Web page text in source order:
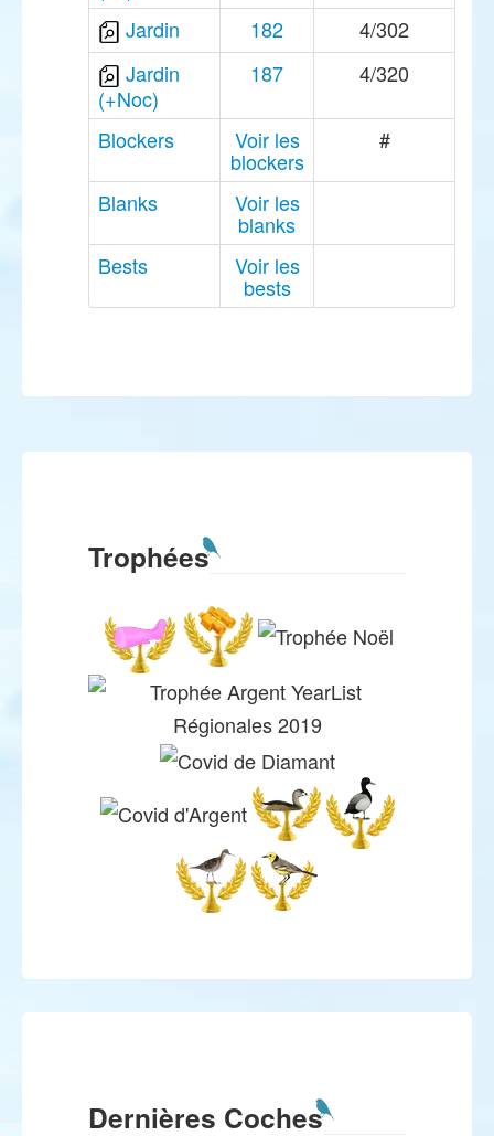
Jardin 182
4/302
Jardin
(+Noc)
187 4/320
Blockers Voir les
blockers
#
Blanks Voir les
blanks
Bests
Voir les
bests
Trophées
Dernières Coches